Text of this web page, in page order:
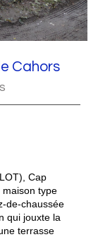
Cahors
Cap
type
de-chaussée
qui jouxte la
terrasse